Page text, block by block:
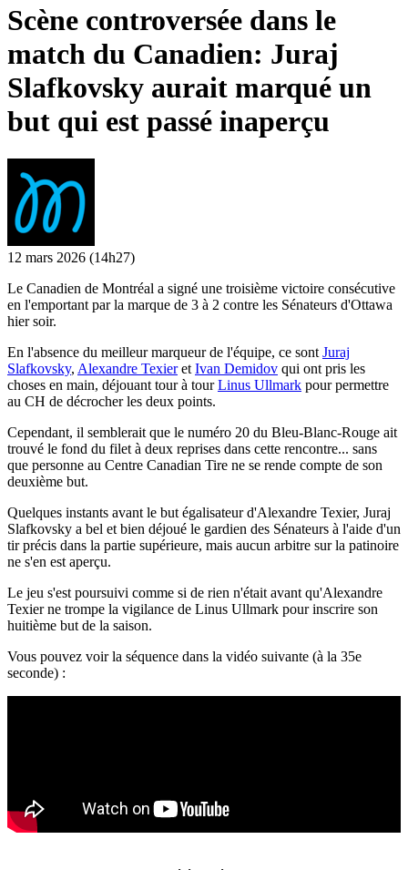
Scène controversée dans le
match du Canadien: Juraj
Slafkovsky aurait marqué un
but qui est passé inaperçu
12 mars 2026 (14h27)
Le Canadien de Montréal a signé une troisième victoire consécutive
en l'emportant par la marque de 3 à 2 contre les Sénateurs d'Ottawa
hier soir.
En l'absence du meilleur marqueur de l'équipe, ce sont Juraj
Slafkovsky, Alexandre Texieret Ivan Demidov qui ont pris les
choses en main, déjouant tour à tourLinus Ullmark pour permettre
au CH de décrocher les deux points.
Cependant, il semblerait que le numéro 20 du Bleu-Blanc-Rouge ait
trouvé le fond du filet à deux reprises dans cette rencontre... sans
que personne au Centre Canadian Tire ne se rende compte de son
deuxième but.
Quelques instants avant le but égalisateur d'Alexandre Texier, Juraj
Slafkovsky a bel et bien déjoué le gardien des Sénateurs à l'aide d'un
tir précis dans la partie supérieure, mais aucun arbitre sur la patinoire
ne s'en est aperçu.
Le jeu s'est poursuivi comme si de rien n'était avant qu'Alexandre
Texier ne trompe la vigilance de Linus Ullmark pour inscrire son
huitième but de la saison.
Vous pouvez voir la séquence dans la vidéo suivante (à la 35e
seconde) :